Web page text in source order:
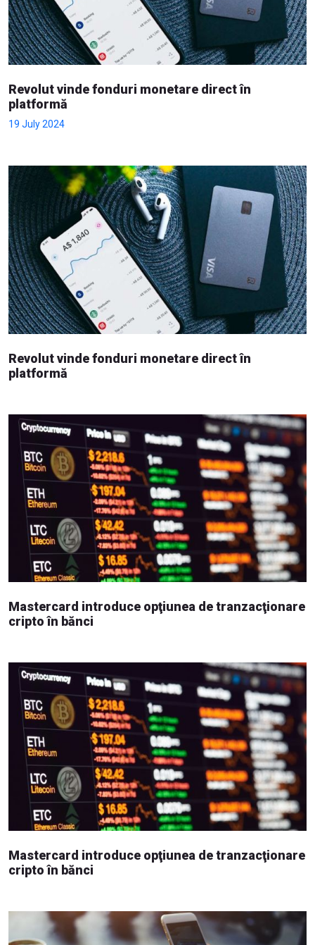
Revolut vinde fonduri monetare direct în
platformă
19 July 2024
Revolut vinde fonduri monetare direct în
platformă
Mastercard introduce opţiunea de tranzacţionare
cripto în bănci
Mastercard introduce opţiunea de tranzacţionare
cripto în bănci